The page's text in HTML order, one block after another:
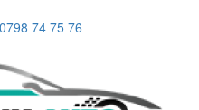
74 75 76